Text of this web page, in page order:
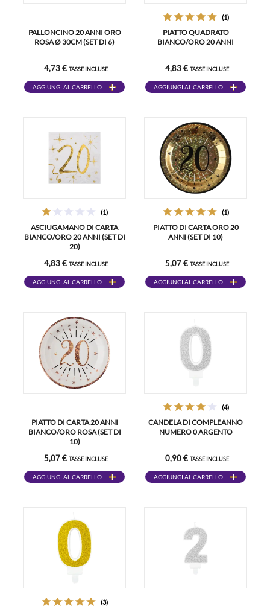
PALLONCINO 20 ANNI ORO
ROSA Ø 30CM (SET DI 6)
4,73 € TASSE INCLUSE
AGGIUNGI AL CARRELLO
(1)
PIATTO QUADRATO
BIANCO/ORO 20 ANNI
4,83 € TASSE INCLUSE
AGGIUNGI AL CARRELLO
(1)
ASCIUGAMANO DI CARTA
BIANCO/ORO 20 ANNI (SET DI
20)
4,83 € TASSE INCLUSE
AGGIUNGI AL CARRELLO
(1)
PIATTO DI CARTA ORO 20
ANNI (SET DI 10)
5,07 € TASSE INCLUSE
AGGIUNGI AL CARRELLO
PIATTO DI CARTA 20 ANNI
BIANCO/ORO ROSA (SET DI
10)
5,07 € TASSE INCLUSE
AGGIUNGI AL CARRELLO
(4)
CANDELA DI COMPLEANNO
NUMERO 0 ARGENTO
0,90 € TASSE INCLUSE
AGGIUNGI AL CARRELLO
(3)